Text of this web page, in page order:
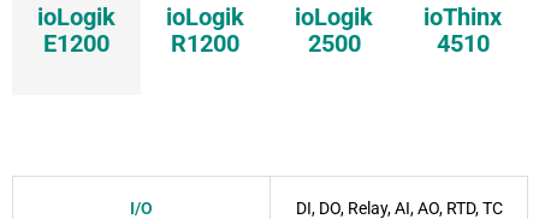
ioLogik
E1200
ioLogik
R1200
ioLogik
2500
ioThinx
4510
I/O DI, DO, Relay, AI, AO, RTD, TC